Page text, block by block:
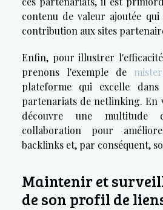
contenu de valeur ajoutée
contribution aux sites
Enfin, pour illustrer l'efficacité
prenons l'exemple de
plateforme qui excelle dans
partenariats de netlinking. En
découvre une multitude
collaboration pour
backlinks et, par conséquent,
Maintenir et
de son profil de